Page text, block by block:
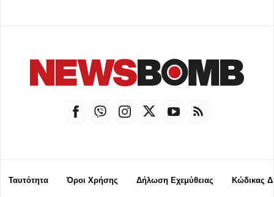
Ταυτότητα Όροι Χρήσης Δήλωση Εχεμύθειας Κώδικας